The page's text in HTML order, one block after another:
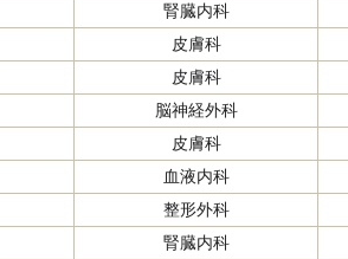
腎臓内科
皮膚科
皮膚科
脳神経外科
皮膚科
血液内科
整形外科
腎臓内科